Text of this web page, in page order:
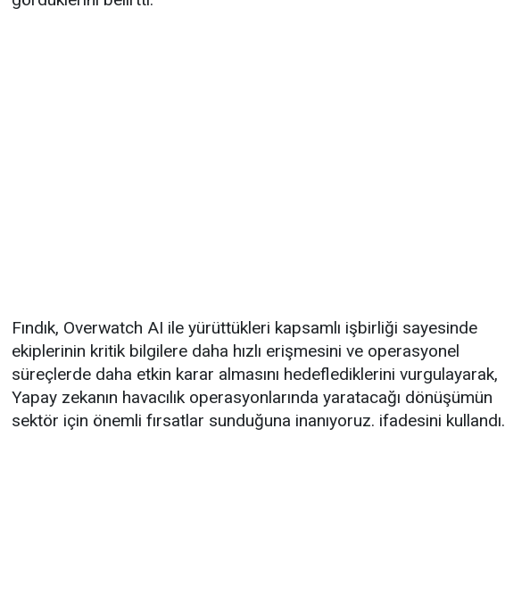
Fındık, Overwatch AI ile yürüttükleri kapsamlı işbirliği sayesinde
ekiplerinin kritik bilgilere daha hızlı erişmesini ve operasyonel
süreçlerde daha etkin karar almasını hedeflediklerini vurgulayarak,
Yapay zekanın havacılık operasyonlarında yaratacağı dönüşümün
sektör için önemli fırsatlar sunduğuna inanıyoruz. ifadesini kullandı.